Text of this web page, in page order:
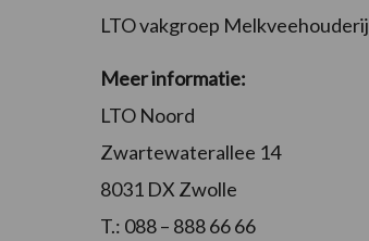
LTO vakgroep Melkveehouderij
Meer informatie:
LTO Noord
Zwartewaterallee 14
8031 DX Zwolle
T.: 088 – 888 66 66